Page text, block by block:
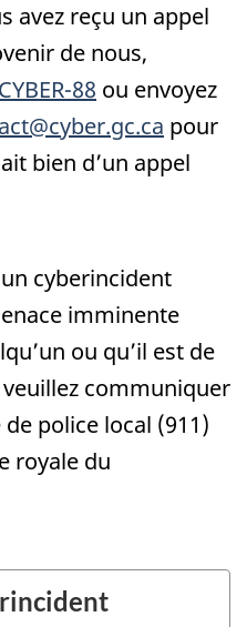
avez reçu un appel
de nous,
88 ou envoyez
pour
bien d’un appel
cyberincident
imminente
ou qu’il est de
communiquer
police local (911)
royale du